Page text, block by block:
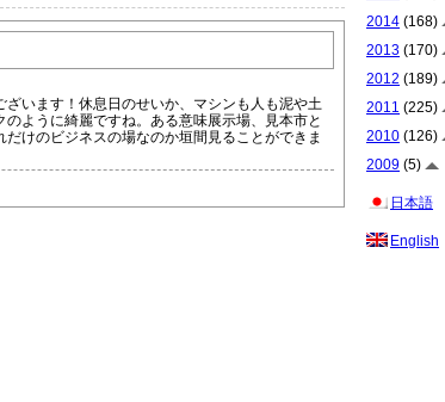
います！休息日のせいか、マシンも人も泥や土
ように綺麗ですね。ある意味展示場、見本市と
けのビジネスの場なのか垣間見ることができま
2014 (168)
2013 (170)
2012 (189)
2011 (225)
2010 (126)
2009 (5)
日本語
English